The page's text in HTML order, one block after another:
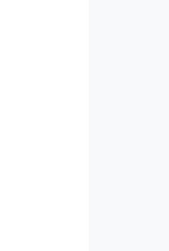
месте
баллона
крепления
эксплуатации
и отсутствие люфта